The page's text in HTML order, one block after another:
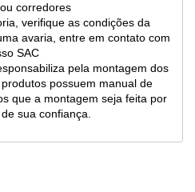
corredores
verifique as condições da
avaria, entre em contato com
SAC
pela montagem dos
possuem manual de
que a montagem seja feita por
sua confiança.